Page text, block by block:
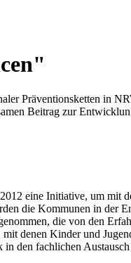
Präventionsketten in
Beitrag zur
eine Initiative, um mit
die Kommunen in der
die von den
denen Kinder und
den fachlichen Austausch